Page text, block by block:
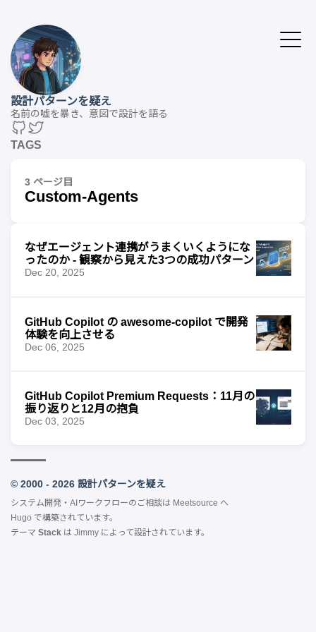
設計パターンを疑え
名前の嘘を暴き、意図で設計を語る
TAGS
3 ページ目
Custom-Agents
なぜエージェント連携がうまくいくようにな
ったのか - 観察から見えた3つの成功パターン
Dec 20, 2025
GitHub Copilot の awesome-copilot で開発
体験を向上させる
Dec 06, 2025
GitHub Copilot Premium Requests：11月の
振り返りと12月の抱負
Dec 03, 2025
© 2000 - 2026 設計パターンを疑え
システム開発・AIワークフローのご相談は Meetsource へ
Hugo で構築されています。
テーマ Stack は Jimmy によって設計されています。